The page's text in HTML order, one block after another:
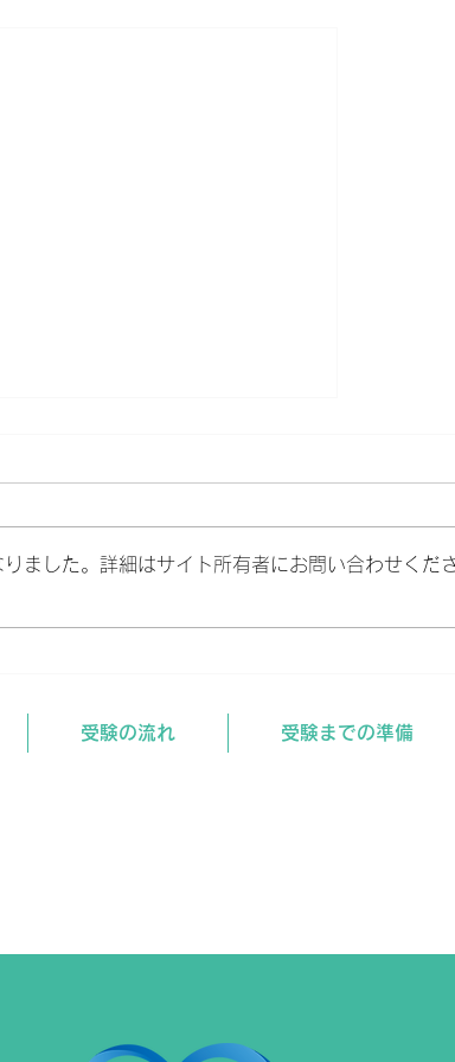
ました。詳細はサイト所有者にお問い合わせくだ
受験の流れ 受験までの準備